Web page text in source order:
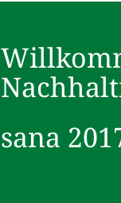
sana